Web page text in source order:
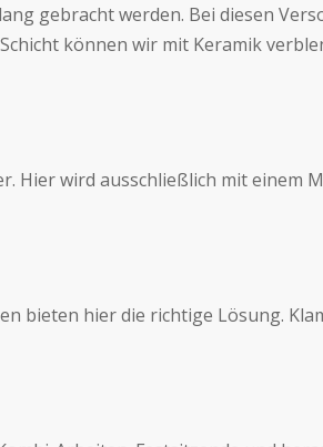
gebracht werden. Bei diesen
können wir mit Keramik
Hier wird ausschließlich mit einem
bieten hier die richtige Lösung.